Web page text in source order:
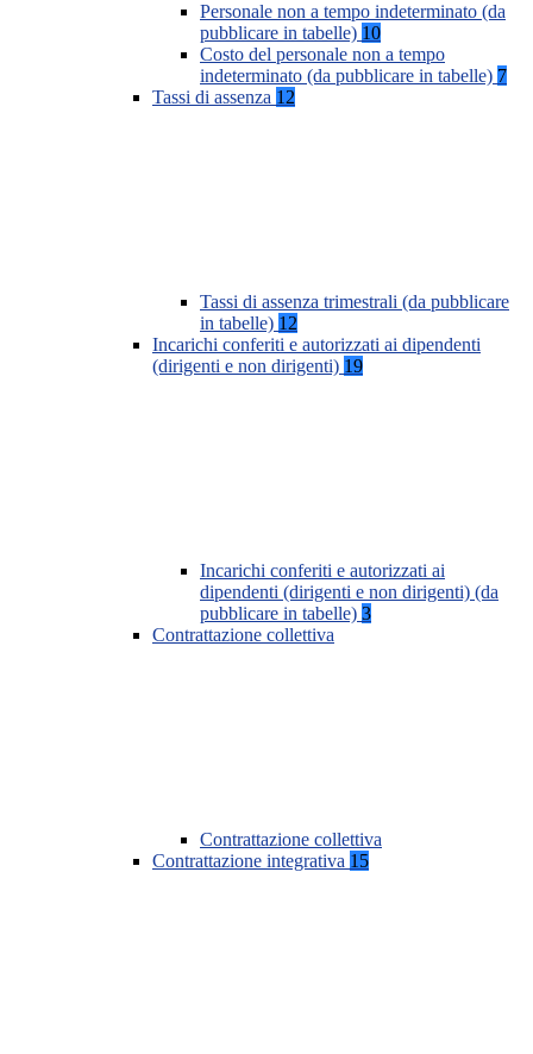
Personale non a tempo indeterminato (da
pubblicare in tabelle) 10
Costo del personale non a tempo
indeterminato (da pubblicare in tabelle) 7
Tassi di assenza 12
Tassi di assenza trimestrali (da pubblicare
in tabelle) 12
Incarichi conferiti e autorizzati ai dipendenti
(dirigenti e non dirigenti) 19
Incarichi conferiti e autorizzati ai
dipendenti (dirigenti e non dirigenti) (da
pubblicare in tabelle) 3
Contrattazione collettiva
Contrattazione collettiva
Contrattazione integrativa 15